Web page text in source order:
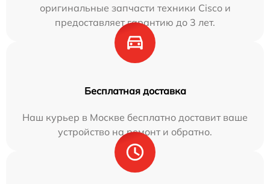
оригинальные запчасти техники Cisco и
предоставляет гарантию до 3 лет.
Бесплатная доставка
Наш курьер в Москве бесплатно доставит ваше
устройство на ремонт и обратно.